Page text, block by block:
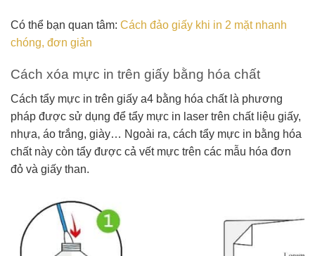
Có thể bạn quan tâm: Cách đảo giấy khi in 2 mặt nhanh
chóng, đơn giản
Cách xóa mực in trên giấy bằng hóa chất
Cách tẩy mực in trên giấy a4 bằng hóa chất là phương
pháp được sử dụng để tẩy mực in laser trên chất liệu giấy,
nhựa, áo trắng, giày… Ngoài ra, cách tẩy mực in bằng hóa
chất này còn tẩy được cả vết mực trên các mẫu hóa đơn
đỏ và giấy than.